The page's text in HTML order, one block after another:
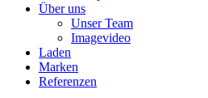
Über uns
Unser Team
Imagevideo
Laden
Marken
Referenzen